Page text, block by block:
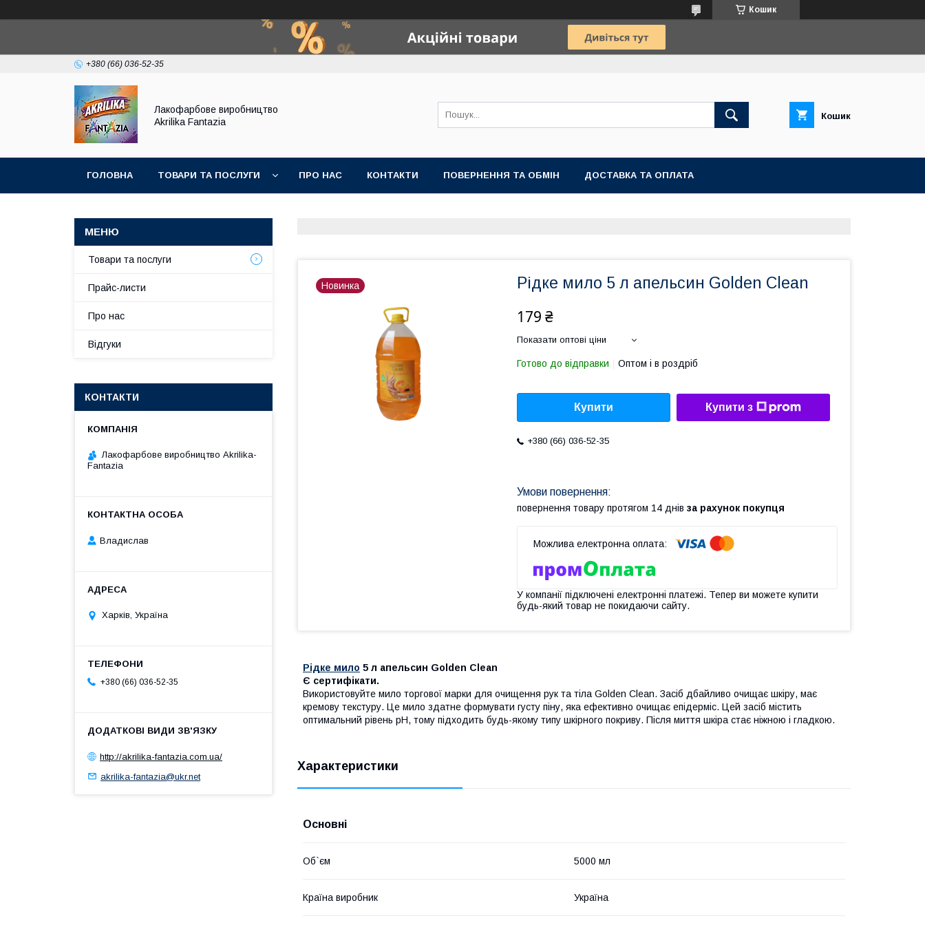
Кошик
+380 (66) 036-52-35
Лакофарбове виробництво
Akrilika Fantazia
Кошик
ГОЛОВНА ТОВАРИ ТА ПОСЛУГИ ПРО НАС КОНТАКТИ ПОВЕРНЕННЯ ТА ОБМІН ДОСТАВКА ТА ОПЛАТА
Новинка Рідке мило 5 л апельсин Golden Clean
179 ₴
Показати оптові ціни
Готово до відправки Оптом і в роздріб
Купити Купити з
+380 (66) 036-52-35
повернення товару протягом 14 днів за рахунок покупця
У компанії підключені електронні платежі. Тепер ви можете купити
будь-який товар не покидаючи сайту.
Рідке мило 5 л апельсин Golden Clean
Є сертифікати.
Використовуйте мило торгової марки для очищення рук та тіла Golden Clean. Засіб дбайливо очищає шкіру, має
кремову текстуру. Це мило здатне формувати густу піну, яка ефективно очищає епідерміс. Цей засіб містить
оптимальний рівень рН, тому підходить будь-якому типу шкірного покриву. Після миття шкіра стає ніжною і гладкою.
Характеристики
Основні
Об`єм 5000 мл
Країна виробник Україна
Товари та послуги
Прайс-листи
Про нас
Відгуки
КОНТАКТИ
Лакофарбове виробництво Akrilika-
Fantazia
Владислав
Харків, Україна
+380 (66) 036-52-35
http://akrilika-fantazia.com.ua/
akrilika-fantazia@ukr.net